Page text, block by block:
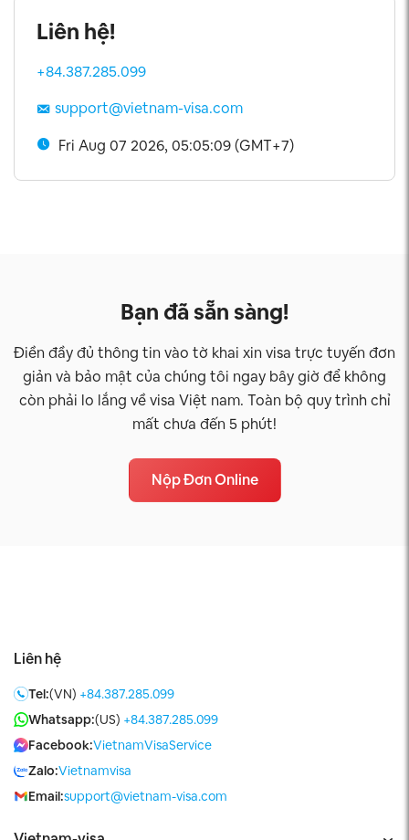
Liên hệ!
+84.387.285.099
support@vietnam-visa.com
Fri Aug 07 2026, 05:05:09 (GMT+7)
Bạn đã sẵn sàng!
Điền đầy đủ thông tin vào tờ khai xin visa trực tuyến đơn
giản và bảo mật của chúng tôi ngay bây giờ để không
còn phải lo lắng về visa Việt nam. Toàn bộ quy trình chỉ
mất chưa đến 5 phút!
Nộp Đơn Online
Liên hệ
Tel:(VN) +84.387.285.099
Whatsapp:(US) +84.387.285.099
Facebook:VietnamVisaService
Zalo:Vietnamvisa
Email:support@vietnam-visa.com